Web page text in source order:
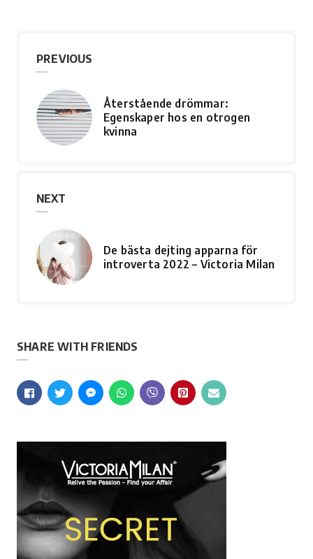
PREVIOUS
Återstående drömmar:
Egenskaper hos en otrogen
kvinna
NEXT
De bästa dejting apparna för
introverta 2022 – Victoria Milan
SHARE WITH FRIENDS